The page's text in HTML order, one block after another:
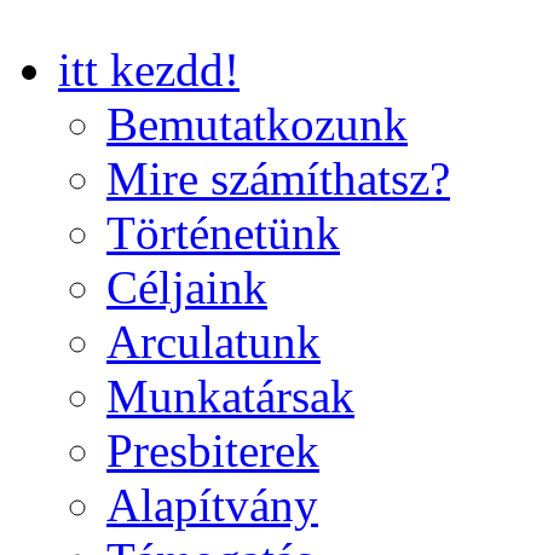
itt kezdd!
Bemutatkozunk
Mire számíthatsz?
Történetünk
Céljaink
Arculatunk
Munkatársak
Presbiterek
Alapítvány